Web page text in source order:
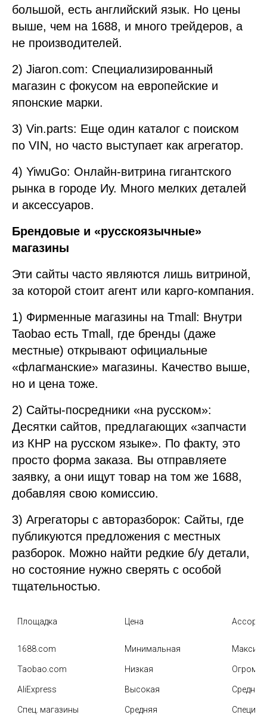
большой, есть английский язык. Но цены
выше, чем на 1688, и много трейдеров, а
не производителей.
2) Jiaron.com: Специализированный
магазин с фокусом на европейские и
японские марки.
3) Vin.parts: Еще один каталог с поиском
по VIN, но часто выступает как агрегатор.
4) YiwuGo: Онлайн-витрина гигантского
рынка в городе Иу. Много мелких деталей
и аксессуаров.
Брендовые и «русскоязычные»
магазины
Эти сайты часто являются лишь витриной,
за которой стоит агент или карго-компания.
1) Фирменные магазины на Tmall: Внутри
Taobao есть Tmall, где бренды (даже
местные) открывают официальные
«флагманские» магазины. Качество выше,
но и цена тоже.
2) Сайты-посредники «на русском»:
Десятки сайтов, предлагающих «запчасти
из КНР на русском языке». По факту, это
просто форма заказа. Вы отправляете
заявку, а они ищут товар на том же 1688,
добавляя свою комиссию.
3) Агрегаторы с авторазборок: Сайты, где
публикуются предложения с местных
разборок. Можно найти редкие б/у детали,
но состояние нужно сверять с особой
тщательностью.
Площадка Цена
1688.com Минимальная
Taobao.com Низкая
AliExpress Высокая Средний
Спец. магазины Средняя